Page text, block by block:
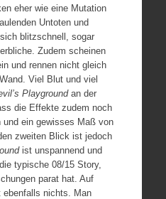
eher wie eine Mutation
Untoten und
blitzschnell, sogar
Zudem scheinen
und rennen nicht gleich
Viel Blut und viel
Playgroundan der
die Effekte zudem noch
ein gewisses Maß von
zweiten Blick ist jedoch
ist unspannend und
typische 08/15 Story,
parat hat. Auf
ebenfalls nichts. Man